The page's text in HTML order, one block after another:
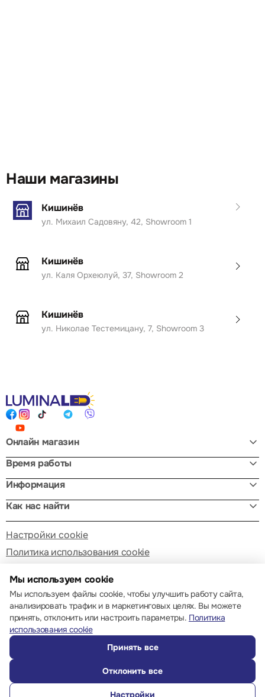
Наши магазины
Кишинёв
ул. Михаил Садовяну, 42, Showroom 1
Кишинёв
ул. Каля Орхеюлуй, 37, Showroom 2
Кишинёв
ул. Николае Тестемицану, 7, Showroom 3
Онлайн магазин
Время работы
Информация
Как нас найти
Настройки cookie
Политика использования cookie
© 2013 – 2026 ECOM
Мы используем cookie
Мы используем файлы cookie, чтобы улучшить работу сайта,
анализировать трафик и в маркетинговых целях. Вы можете
принять, отклонить или настроить параметры. Политика
использования cookie
Принять все
Отклонить все
Настройки